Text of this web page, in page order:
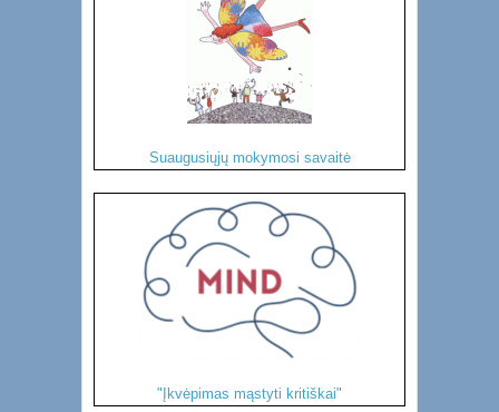
Suaugusiųjų mokymosi savaitė
"Įkvėpimas mąstyti kritiškai"